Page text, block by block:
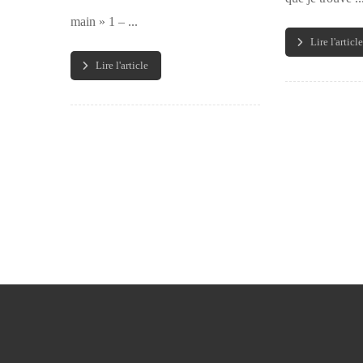
main » 1 – ...
Lire l'article
Lire l'article